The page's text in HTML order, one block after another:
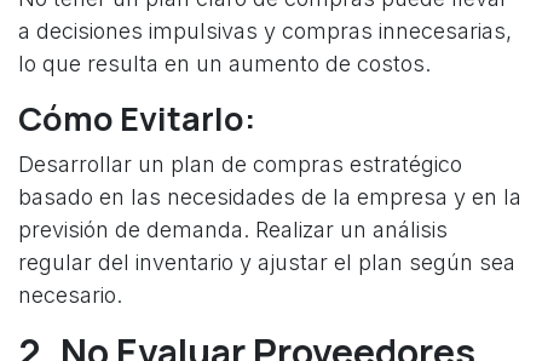
a decisiones impulsivas y compras innecesarias,
lo que resulta en un aumento de costos.
Cómo Evitarlo:
Desarrollar un plan de compras estratégico
basado en las necesidades de la empresa y en la
previsión de demanda. Realizar un análisis
regular del inventario y ajustar el plan según sea
necesario.